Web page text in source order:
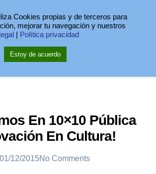
En 10×10 Pública
En Cultura!
01/12/2015No Comments
Cookies propias y de terceros para
mejorar tu navegación y nuestros
Política privacidad
Estoy de acuerdo